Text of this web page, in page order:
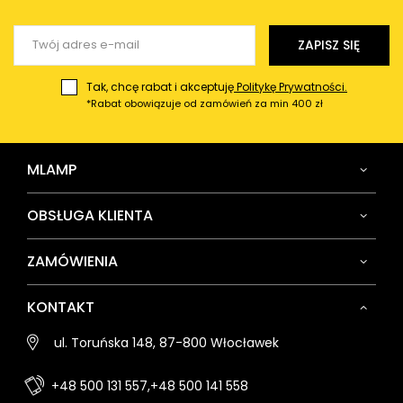
ZAPISZ SIĘ
Tak, chcę rabat i akceptujęPolitykę Prywatności.
*Rabat obowiązuje od zamówień za min 400 zł
MLAMP
OBSŁUGA KLIENTA
ZAMÓWIENIA
KONTAKT
ul. Toruńska 148, 87-800 Włocławek
+48 500 131 557,+48 500 141 558